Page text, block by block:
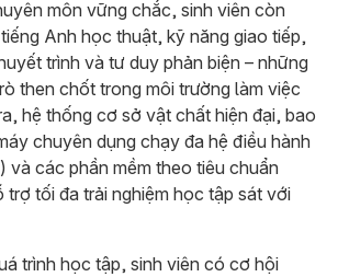
môn vững chắc, sinh viên còn
Anh học thuật, kỹ năng giao tiếp,
trình và tư duy phản biện – những
then chốt trong môi trường làm việc
hệ thống cơ sở vật chất hiện đại, bao
chuyên dụng chạy đa hệ điều hành
và các phần mềm theo tiêu chuẩn
trợ tối đa trải nghiệm học tập sát với
trình học tập, sinh viên có cơ hội